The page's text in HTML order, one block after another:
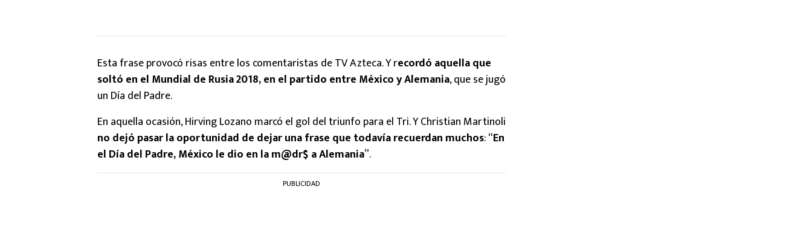
Esta frase provocó risas entre los comentaristas de TV Azteca. Y recordó aquella que
soltó en el Mundial de Rusia 2018, en el partido entre México y Alemania, que se jugó
un Día del Padre.
En aquella ocasión, Hirving Lozano marcó el gol del triunfo para el Tri. Y Christian Martinoli
no dejó pasar la oportunidad de dejar una frase que todavía recuerdan muchos: “En
el Día del Padre, México le dio en la m@dr$ a Alemania”.
PUBLICIDAD